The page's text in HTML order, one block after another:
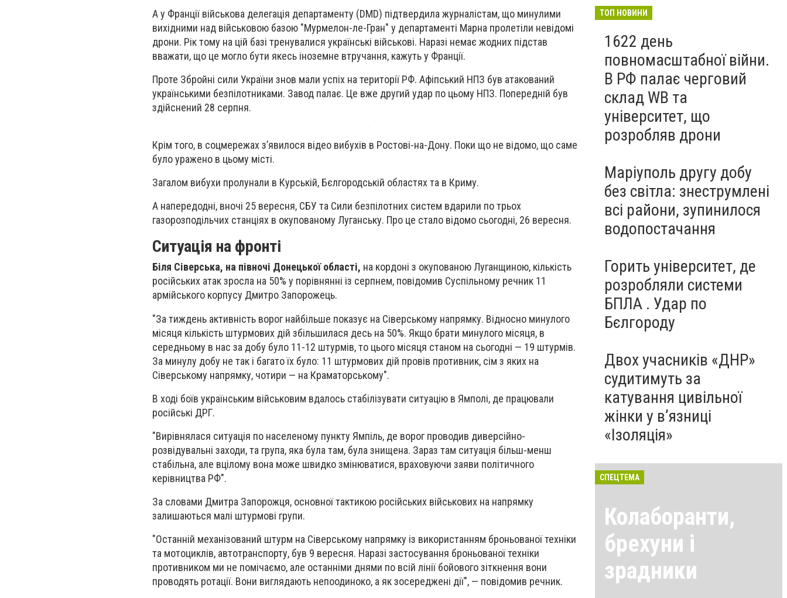
А у Франції військова делегація департаменту (DMD) підтвердила журналістам, що минулими
вихідними над військовою базою "Мурмелон-ле-Гран" у департаменті Марна пролетіли невідомі
дрони. Рік тому на цій базі тренувалися українські військові. Наразі немає жодних підстав
вважати, що це могло бути якесь іноземне втручання, кажуть у Франції.
Проте Збройні сили України знов мали успіх на території РФ. Афіпський НПЗ був атакований
українськими безпілотниками. Завод палає. Це вже другий удар по цьому НПЗ. Попередній був
здійснений 28 серпня.
Крім того, в соцмережах з’явилося відео вибухів в Ростові-на-Дону. Поки що не відомо, що саме
було уражено в цьому місті.
Загалом вибухи пролунали в Курській, Бєлгородській областях та в Криму.
А напередодні, вночі 25 вересня, СБУ та Сили безпілотних систем вдарили по трьох
газорозподільчих станціях в окупованому Луганську. Про це стало відомо сьогодні, 26 вересня.
Ситуація на фронті
Біля Сіверська, на півночі Донецької області, на кордоні з окупованою Луганщиною, кількість
російських атак зросла на 50% у порівнянні із серпнем, повідомив Суспільному речник 11
армійського корпусу Дмитро Запорожець.
"За тиждень активність ворог найбільше показує на Сіверському напрямку. Відносно минулого
місяця кількість штурмових дій збільшилася десь на 50%. Якщо брати минулого місяця, в
середньому в нас за добу було 11-12 штурмів, то цього місяця станом на сьогодні — 19 штурмів.
За минулу добу не так і багато їх було: 11 штурмових дій провів противник, сім з яких на
Сіверському напрямку, чотири — на Краматорському".
В ході боїв українським військовим вдалось стабілізувати ситуацію в Ямполі, де працювали
російські ДРГ.
"Вирівнялася ситуація по населеному пункту Ямпіль, де ворог проводив диверсійно-
розвідувальні заходи, та група, яка була там, була знищена. Зараз там ситуація більш-менш
стабільна, але вцілому вона може швидко змінюватися, враховуючи заяви політичного
керівництва РФ".
За словами Дмитра Запорожця, основної тактикою російських військових на напрямку
залишаються малі штурмові групи.
"Останній механізований штурм на Сіверському напрямку із використанням броньованої техніки
та мотоциклів, автотранспорту, був 9 вересня. Наразі застосування броньованої техніки
противником ми не помічаємо, але останніми днями по всій лінії бойового зіткнення вони
проводять ротації. Вони виглядають непоодиноко, а як зосереджені дії", — повідомив речник.
Маріуполі
ТОП НОВИНИ
1622 день
повномасштабної війни.
В РФ палає черговий
склад WB та
університет, що
розробляв дрони
Маріуполь другу добу
без світла: знеструмлені
всі райони, зупинилося
водопостачання
Горить університет, де
розробляли системи
БПЛА . Удар по
Бєлгороду
Двох учасників «ДНР»
судитимуть за
катування цивільної
жінки у в’язниці
«Ізоляція»
СПЕЦТЕМА
Колаборанти,
брехуни і
зрадники